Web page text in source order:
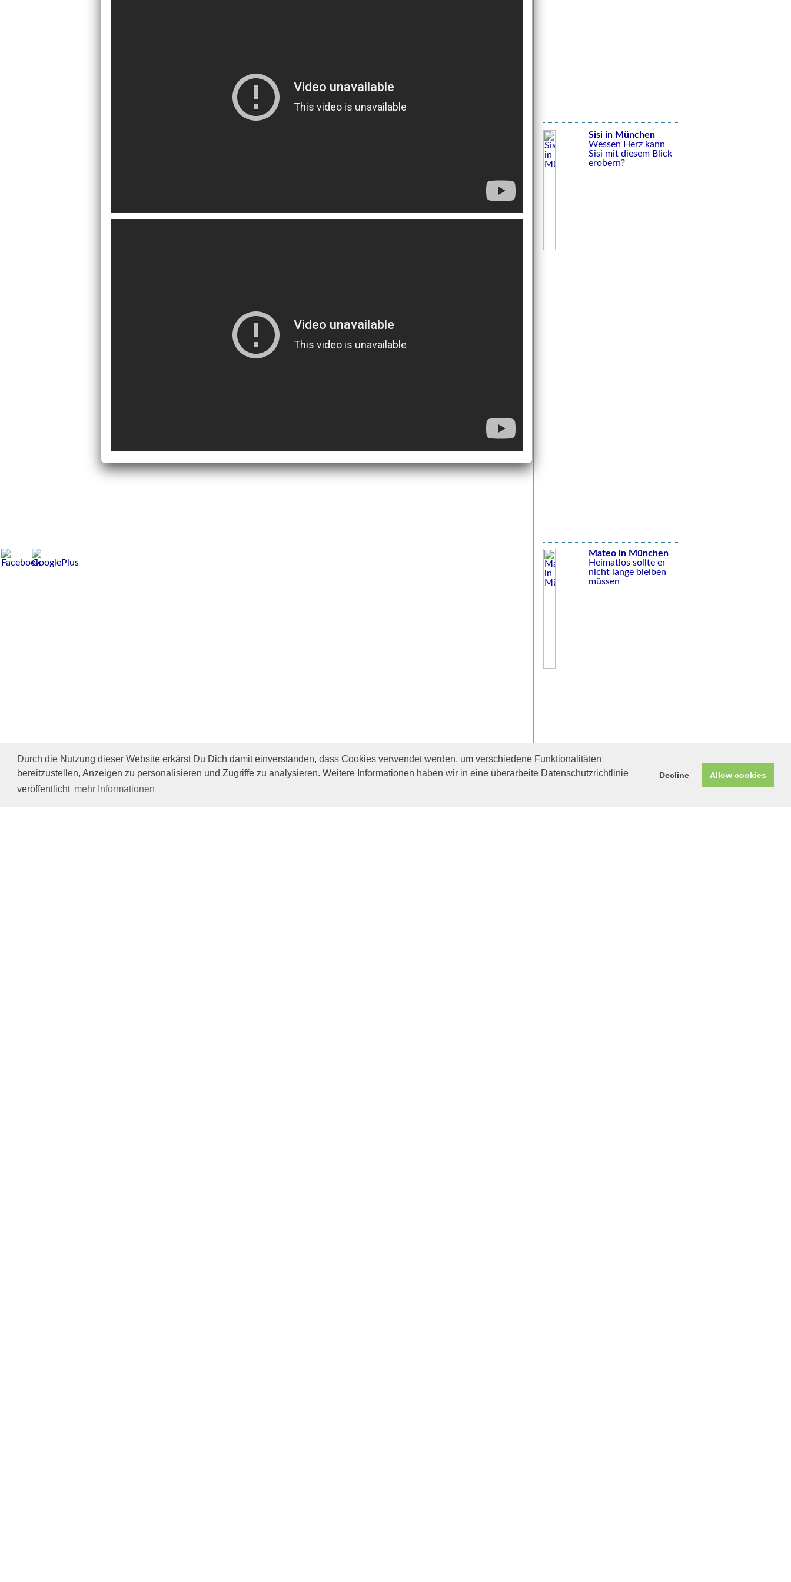
Durch die Nutzung dieser Website erkärst Du Dich damit einverstanden, dass Cookies verwendet werden, um verschiedene Funktionalitäten
bereitzustellen, Anzeigen zu personalisieren und Zugriffe zu analysieren. Weitere Informationen haben wir in eine überarbeite Datenschutzrichtlinie
veröffentlicht mehr Informationen
Decline Allow cookies
Sisi in München
Wessen Herz kann
Sisi mit diesem Blick
erobern?
Mateo in München
Heimatlos sollte er
nicht lange bleiben
müssen
Helfen Sie mit!
Impressum/DatenschutzTierhilfe Verbindet (c)